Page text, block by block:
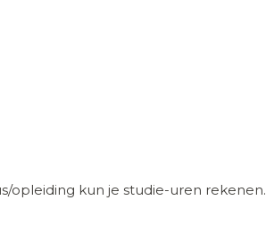
opleiding kun je studie-uren rekenen.